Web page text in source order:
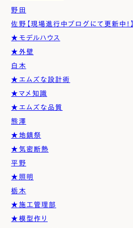
野田
佐野【現場進行中ブログにて更新中！】
★モデルハウス
★外壁
白木
★エムズな設計術
★マメ知識
★エムズな品質
熊澤
★地鎮祭
★気密断熱
平野
★照明
栃木
★施工管理部
★模型作り